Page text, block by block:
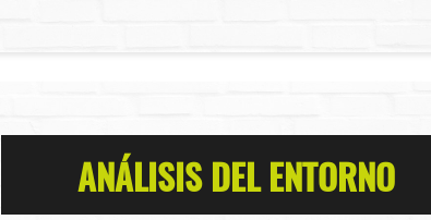
ANÁLISIS DEL ENTORNO